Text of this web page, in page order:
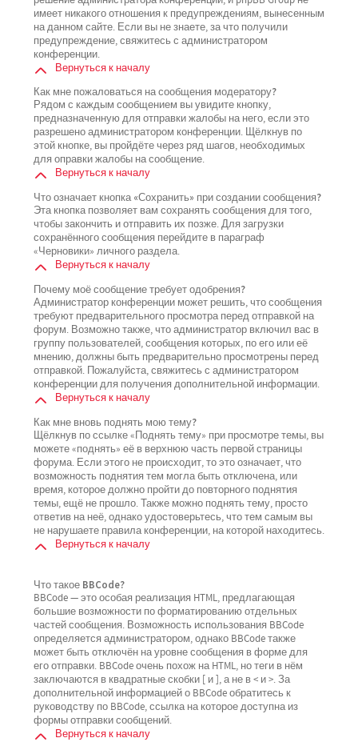
имеет никакого отношения к предупреждениям, вынесенным
на данном сайте. Если вы не знаете, за что получили
предупреждение, свяжитесь с администратором
конференции.
Вернуться к началу
Как мне пожаловаться на сообщения модератору?
Рядом с каждым сообщением вы увидите кнопку,
предназначенную для отправки жалобы на него, если это
разрешено администратором конференции. Щёлкнув по
этой кнопке, вы пройдёте через ряд шагов, необходимых
для оправки жалобы на сообщение.
Вернуться к началу
Что означает кнопка «Сохранить» при создании сообщения?
Эта кнопка позволяет вам сохранять сообщения для того,
чтобы закончить и отправить их позже. Для загрузки
сохранённого сообщения перейдите в параграф
«Черновики» личного раздела.
Вернуться к началу
Почему моё сообщение требует одобрения?
Администратор конференции может решить, что сообщения
требуют предварительного просмотра перед отправкой на
форум. Возможно также, что администратор включил вас в
группу пользователей, сообщения которых, по его или её
мнению, должны быть предварительно просмотрены перед
отправкой. Пожалуйста, свяжитесь с администратором
конференции для получения дополнительной информации.
Вернуться к началу
Как мне вновь поднять мою тему?
Щёлкнув по ссылке «Поднять тему» при просмотре темы, вы
можете «поднять» её в верхнюю часть первой страницы
форума. Если этого не происходит, то это означает, что
возможность поднятия тем могла быть отключена, или
время, которое должно пройти до повторного поднятия
темы, ещё не прошло. Также можно поднять тему, просто
ответив на неё, однако удостоверьтесь, что тем самым вы
не нарушаете правила конференции, на которой находитесь.
Вернуться к началу
Что такое BBCode?
BBCode — это особая реализация HTML, предлагающая
большие возможности по форматированию отдельных
частей сообщения. Возможность использования BBCode
определяется администратором, однако BBCode также
может быть отключён на уровне сообщения в форме для
его отправки. BBCode очень похож на HTML, но теги в нём
заключаются в квадратные скобки [ и ], а не в < и >. За
дополнительной информацией о BBCode обратитесь к
руководству по BBCode, ссылка на которое доступна из
формы отправки сообщений.
Вернуться к началу